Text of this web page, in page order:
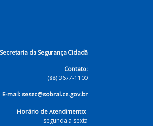
Secretaria da Segurança Cidadã
Contato:
(88) 3677-1100
E-mail: sesec@sobral.ce.gov.br
Horário de Atendimento:
segunda a sexta